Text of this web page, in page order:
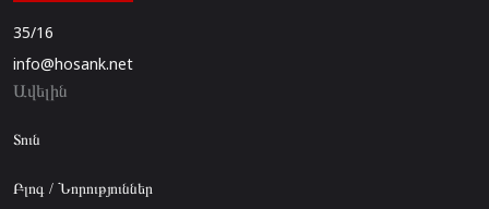
35/16
info@hosank.net
Ավելին
Տուն
Բլոգ / Նորություններ